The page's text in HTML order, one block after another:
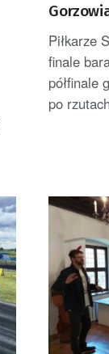
Piłkarze
finale
półfinale
po